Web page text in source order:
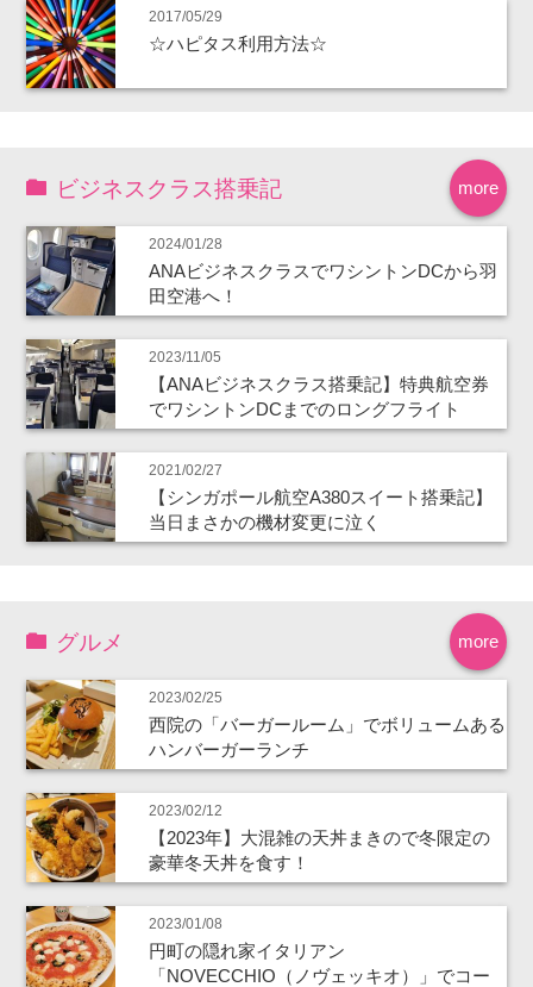
2017/05/29
☆ハピタス利用方法☆
more
ビジネスクラス搭乗記
2024/01/28
ANAビジネスクラスでワシントンDCから羽
田空港へ！
2023/11/05
【ANAビジネスクラス搭乗記】特典航空券
でワシントンDCまでのロングフライト
2021/02/27
【シンガポール航空A380スイート搭乗記】
当日まさかの機材変更に泣く
more
グルメ
2023/02/25
西院の「バーガールーム」でボリュームある
ハンバーガーランチ
2023/02/12
【2023年】大混雑の天丼まきので冬限定の
豪華冬天丼を食す！
2023/01/08
円町の隠れ家イタリアン
「NOVECCHIO（ノヴェッキオ）」でコー